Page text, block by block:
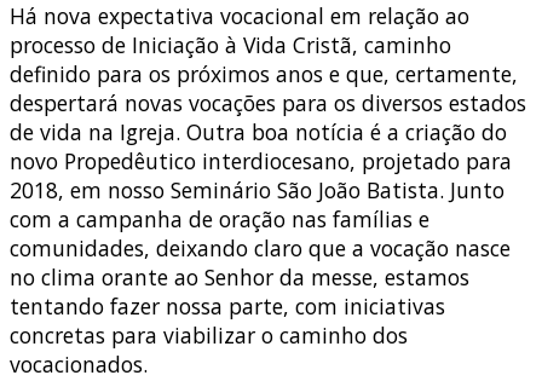
Há nova expectativa vocacional em relação ao
processo de Iniciação à Vida Cristã, caminho
definido para os próximos anos e que, certamente,
despertará novas vocações para os diversos estados
de vida na Igreja. Outra boa notícia é a criação do
novo Propedêutico interdiocesano, projetado para
2018, em nosso Seminário São João Batista. Junto
com a campanha de oração nas famílias e
comunidades, deixando claro que a vocação nasce
no clima orante ao Senhor da messe, estamos
tentando fazer nossa parte, com iniciativas
concretas para viabilizar o caminho dos
vocacionados.